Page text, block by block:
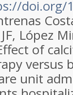
doi.org/
López
of
versus
unit